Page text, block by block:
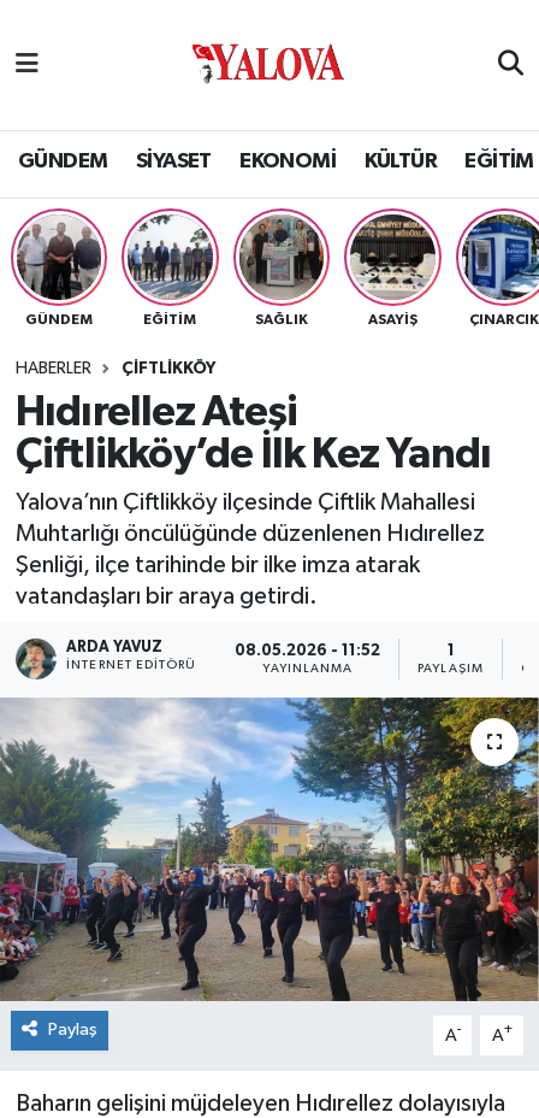
GÜNDEM SİYASET EKONOMİ KÜLTÜR EĞİTİM
GÜNDEM EĞİTİM SAĞLIK ASAYİŞ ÇINARCIK
HABERLER ÇİFTLİKKÖY
Hıdırellez Ateşi
Çiftlikköy’de İlk Kez Yandı
Yalova’nın Çiftlikköy ilçesinde Çiftlik Mahallesi
Muhtarlığı öncülüğünde düzenlenen Hıdırellez
Şenliği, ilçe tarihinde bir ilke imza atarak
vatandaşları bir araya getirdi.
ARDA YAVUZ
İNTERNET EDITÖRÜ
08.05.2026 - 11:52
YAYINLANMA
1
PAYLAŞIM
Paylaş A- A+
Baharın gelişini müjdeleyen Hıdırellez dolayısıyla
SİYASET
EKONOMİ
KÜLTÜR
BİLİM VE TEKNOLOJİ
ASAYİŞ
SAĞLIK
SPOR
ULUSAL
İLÇELERİMİZ
RESMİ İLAN
Yalova Nöbetçi Eczaneler
Yalova Hava Durumu
Yalova Namaz Vakitleri
Yalova Trafik Yoğunluk Haritası
Tüm Manşetler
Son Dakika Haberleri
Haber Arşivi